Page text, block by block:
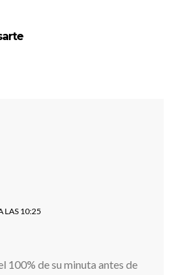
LAS 10:25
100% de su minuta antes de